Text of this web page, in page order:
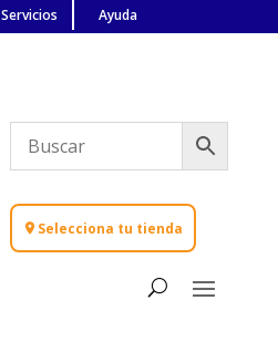
Servicios Ayuda
Selecciona tu tienda